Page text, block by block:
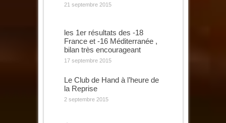
21 septembre 2015
les 1er résultats des -18
France et -16 Méditerranée ,
bilan très encourageant
17 septembre 2015
Le Club de Hand à l’heure de
la Reprise
2 septembre 2015